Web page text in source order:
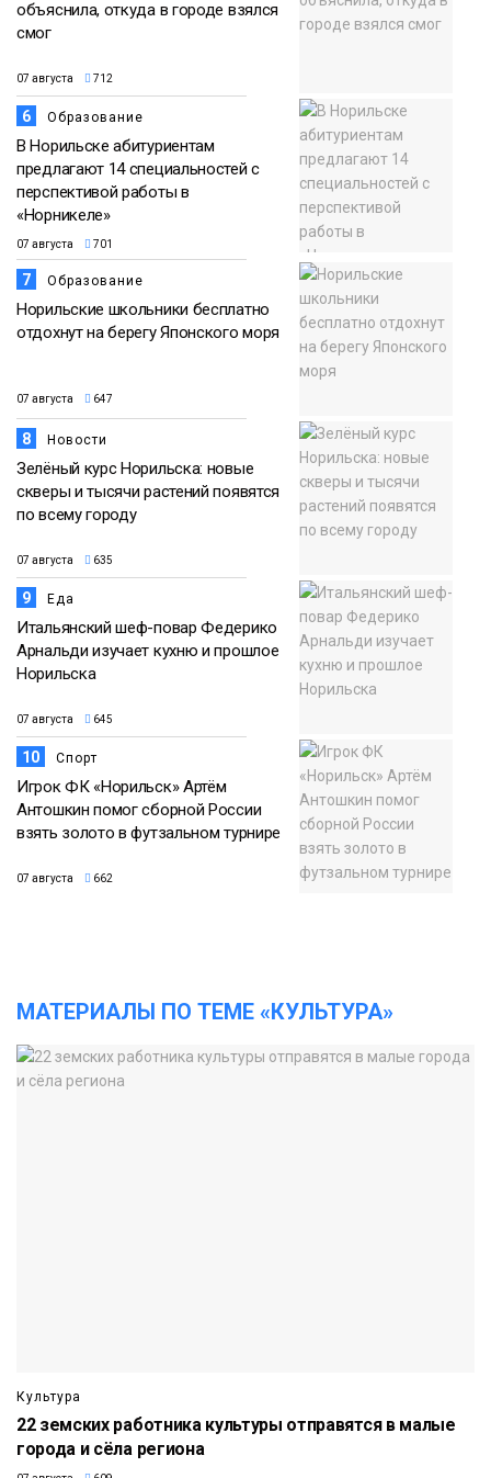
объяснила, откуда в городе взялся
смог
07 августа 712
6 Образование
В Норильске абитуриентам
предлагают 14 специальностей с
перспективой работы в
«Норникеле»
07 августа 701
7 Образование
Норильские школьники бесплатно
отдохнут на берегу Японского моря
07 августа 647
8 Новости
Зелёный курс Норильска: новые
скверы и тысячи растений появятся
по всему городу
07 августа 635
9 Еда
Итальянский шеф-повар Федерико
Арнальди изучает кухню и прошлое
Норильска
07 августа 645
10 Спорт
Игрок ФК «Норильск» Артём
Антошкин помог сборной России
взять золото в футзальном турнире
07 августа 662
МАТЕРИАЛЫ ПО ТЕМЕ «КУЛЬТУРА»
Культура
22 земских работника культуры отправятся в малые
города и сёла региона